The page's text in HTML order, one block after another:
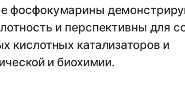
фосфокумарины
и перспективны для
кислотных катализаторов и
и биохимии.